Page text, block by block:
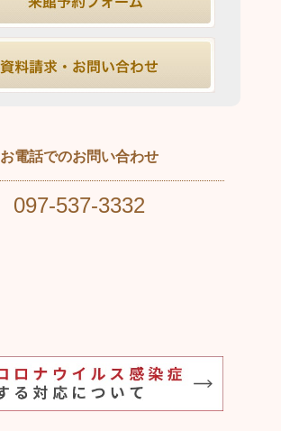
お電話でのお問い合わせ
097-537-3332